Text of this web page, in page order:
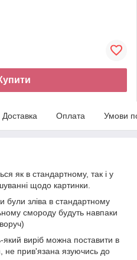
Доставка Оплата Умови
як в стандартному, так і у
щодо картинки.
були зліва в стандартному
смороду будуть навпаки
виріб можна поставити в
не прив'язана язуючись до